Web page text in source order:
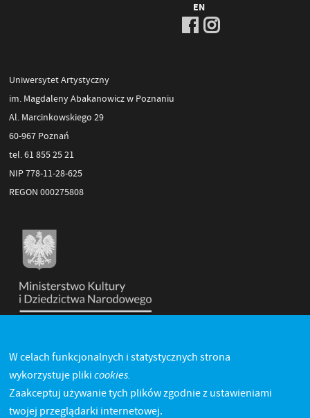
EN
Uniwersytet Artystyczny
im. Magdaleny Abakanowicz w Poznaniu
Al. Marcinkowskiego 29
60-967 Poznań
tel. 61 855 25 21
NIP 778-11-28-625
REGON 000275808
W celach funkcjonalnych i statystycznych strona
wykorzystuje pliki cookies.
Zaakceptuj używanie tych plików zgodnie z ustawieniami
twojej przeglądarki internetowej.